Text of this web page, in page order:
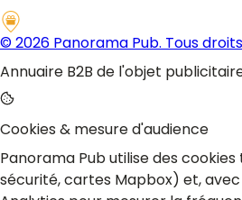
©2026 Panorama Pub. Tous
Annuaire B2B de l'objet
Cookies & mesure d'audience
Panorama Pub utilise des
sécurité, cartes Mapbox) et,